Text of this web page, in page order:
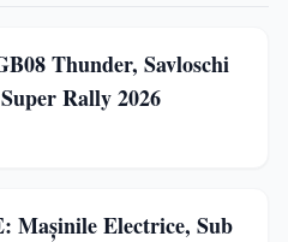
Thunder, Savloschi
Rally 2026
Mașinile Electrice, Sub